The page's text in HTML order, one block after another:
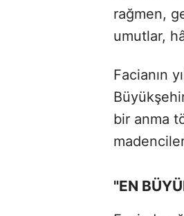
rağmen,
umutlar,
Facianın
bir anma
"EN